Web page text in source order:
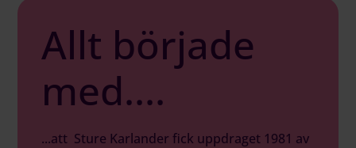
Allt började
med....
...att Sture Karlander fick uppdraget 1981 av